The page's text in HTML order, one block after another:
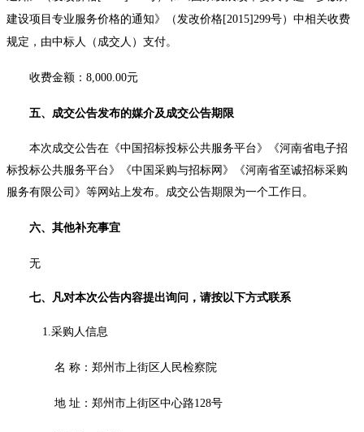
建设项目专业服务价格的通知》（发改价格[2015]299号）中相关收费
规定，由中标人（成交人）支付。
收费金额： 8,000.00元
五、成交公告发布的媒介及成交公告期限
本次成交公告在《中国招标投标公共服务平台》《河南省电子招
标投标公共服务平台》《中国采购与招标网》《河南省至诚招标采购
服务有限公司》等网站上发布。 成交公告期限为一个工作日。
六、其他补充事宜
无
七、凡对本次公告内容提出询问，请按以下方式联系
1.采购人信息
名 称： 郑州市上街区人民检察院
地 址：郑州市上街区中心路128号